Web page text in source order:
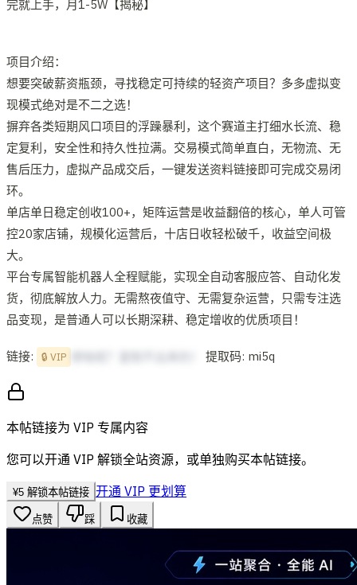
项目介绍：
想要突破薪资瓶颈，寻找稳定可持续的轻资产项目？多多虚拟变
现模式绝对是不二之选！
摒弃各类短期风口项目的浮躁暴利，这个赛道主打细水长流、稳
定复利，安全性和持久性拉满。交易模式简单直白，无物流、无
售后压力，虚拟产品成交后，一键发送资料链接即可完成交易闭
环。
单店单日稳定创收100+，矩阵运营是收益翻倍的核心，单人可管
控20家店铺，规模化运营后，十店日收轻松破千，收益空间极
大。
平台专属智能机器人全程赋能，实现全自动客服应答、自动化发
货，彻底解放人力。无需熬夜值守、无需复杂运营，只需专注选
品变现，是普通人可以长期深耕、稳定增收的优质项目！
链接: 🔒 VIP 提取码: mi5q
本帖链接为 VIP 专属内容
您可以开通 VIP 解锁全站资源，或单独购买本帖链接。
¥5 解锁本帖链接 开通 VIP 更划算
点赞 踩 收藏